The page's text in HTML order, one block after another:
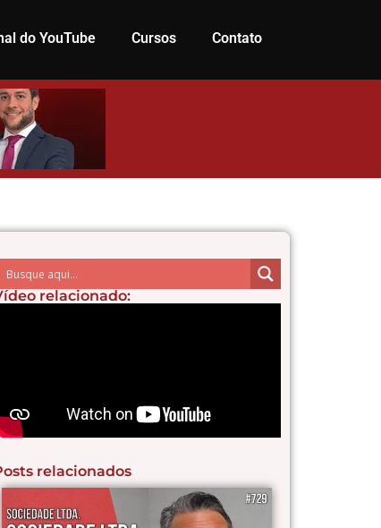
do YouTube Cursos Contato
relacionado:
relacionados